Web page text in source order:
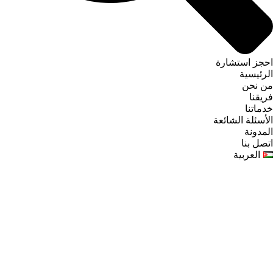
احجز استشارة
الرئيسية
من نحن
فريقنا
خدماتنا
الأسئلة الشائعة
المدونة
اتصل بنا
العربية